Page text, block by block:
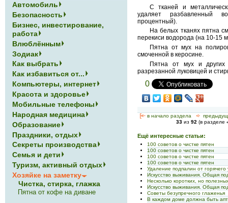
С тканей и
удаляет разбавленный
процентный).
На белых тканях пятна
перекиси водорода (на 10-15
Пятна от мух на
смоченной в керосине.
Пятна от мух и других
разрезанной луковицей и
0
[<— в начало раздела <-
33из 92 (в разделе
Ещё интересные статьи:
100 советов о чистке пятен
100 советов о чистке пятен
100 советов о чистке пятен
100 советов о чистке пятен
Удаление подпалин от горячего
Искусство выживания. Общая
Несколько коротких, но
Искусство выживания. Общая
Советы безупречного глаженья
В каждом доме должна быть
Автомобиль
Безопасность
Бизнес, инвестирование,
работа
Влюблённым
Зодиак
Как выбрать
Как избавиться от...
Компьютеры, интернет
Красота и здоровье
Мобильные телефоны
Народная медицина
Образование
Праздники, отдых
Секреты производства
Семья и дети
Туризм, активный отдых
Хозяйке на заметку
Чистка, стирка, глажка
Пятна от кофе на диване